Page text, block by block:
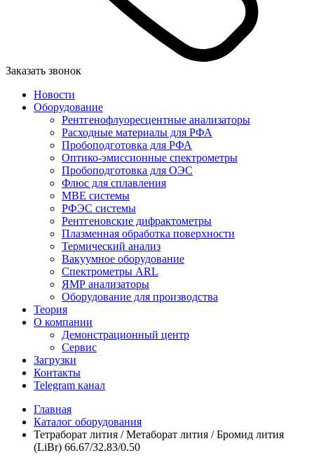
Заказать звонок
Новости
Оборудование
Рентгенофлуоресцентные анализаторы
Расходные материалы для РФА
Пробоподготовка для РФА
Оптико-эмиссионные спектрометры
Пробоподготовка для ОЭС
Флюс для сплавления
MBE системы
РФЭС системы
Рентгеновские дифрактометры
Плазменная обработка поверхности
Термический анализ
Вакуумное оборудование
Спектрометры ARL
ЯМР анализаторы
Оборудование для производства
Теория
О компании
Демонстрационный центр
Сервис
Загрузки
Контакты
Telegram канал
Главная
Каталог оборудования
Тетраборат лития / Метаборат лития / Бромид лития
(LiBr) 66.67/32.83/0.50